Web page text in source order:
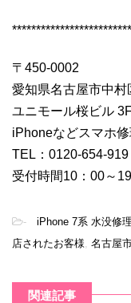
〒450-0002
愛知県名古屋市中
ユニモール桜ビル
iPhoneなどスマホ
TEL：0120-654-
受付時間10：00～
- iPhone 7系 水没修理
店されたお客様 名古屋
関連記事